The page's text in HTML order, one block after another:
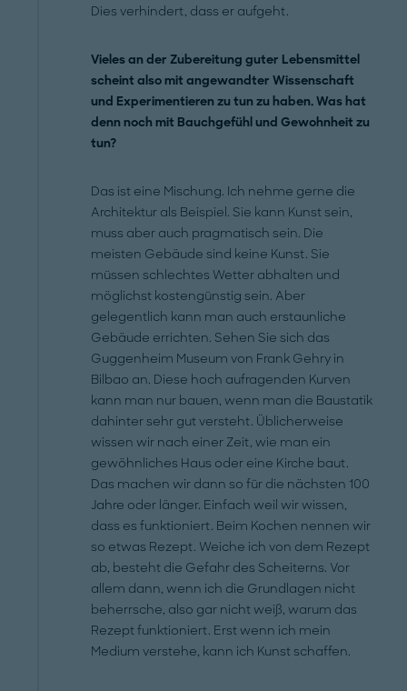
Dies verhindert, dass er aufgeht.
Vieles an der Zubereitung guter Lebensmittel
scheint also mit angewandter Wissenschaft
und Experimentieren zu tun zu haben. Was hat
denn noch mit Bauchgefühl und Gewohnheit zu
tun?
Das ist eine Mischung. Ich nehme gerne die
Architektur als Beispiel. Sie kann Kunst sein,
muss aber auch pragmatisch sein. Die
meisten Gebäude sind keine Kunst. Sie
müssen schlechtes Wetter abhalten und
möglichst kostengünstig sein. Aber
gelegentlich kann man auch erstaunliche
Gebäude errichten. Sehen Sie sich das
Guggenheim Museum von Frank ­Gehry in
Bilbao an. Diese hoch aufragenden Kurven
kann man nur bauen, wenn man die Baustatik
dahinter sehr gut versteht. Üblicherweise
wissen wir nach einer Zeit, wie man ein
gewöhnliches Haus oder eine Kirche baut.
Das machen wir dann so für die nächsten 100
Jahre oder länger. Einfach weil wir wissen,
dass es funktioniert. Beim Kochen nennen wir
so etwas Rezept. Weiche ich von dem Rezept
ab, besteht die Gefahr des Scheiterns. Vor
allem dann, wenn ich die Grundlagen nicht
beherrsche, also gar nicht weiß, warum das
Rezept funktioniert. Erst wenn ich mein
Medium verstehe, kann ich Kunst schaffen.